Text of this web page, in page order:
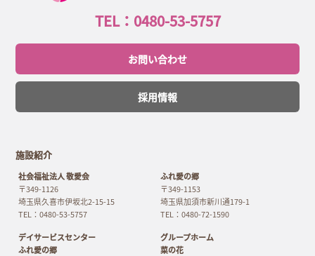
TEL：0480-53-5757
お問い合わせ
採用情報
施設紹介
社会福祉法人 敬愛会
〒349-1126
埼玉県久喜市伊坂北2-15-15
TEL：0480-53-5757
ふれ愛の郷
〒349-1153
埼玉県加須市新川通179-1
TEL：0480-72-1590
デイサービスセンター
ふれ愛の郷
グループホーム
菜の花